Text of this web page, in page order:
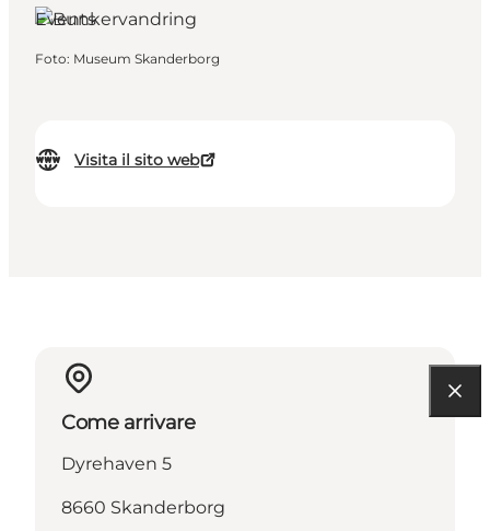
Visita il sito web
Events
Foto: Museum Skanderborg
Come arrivare
Dyrehaven 5
8660 Skanderborg